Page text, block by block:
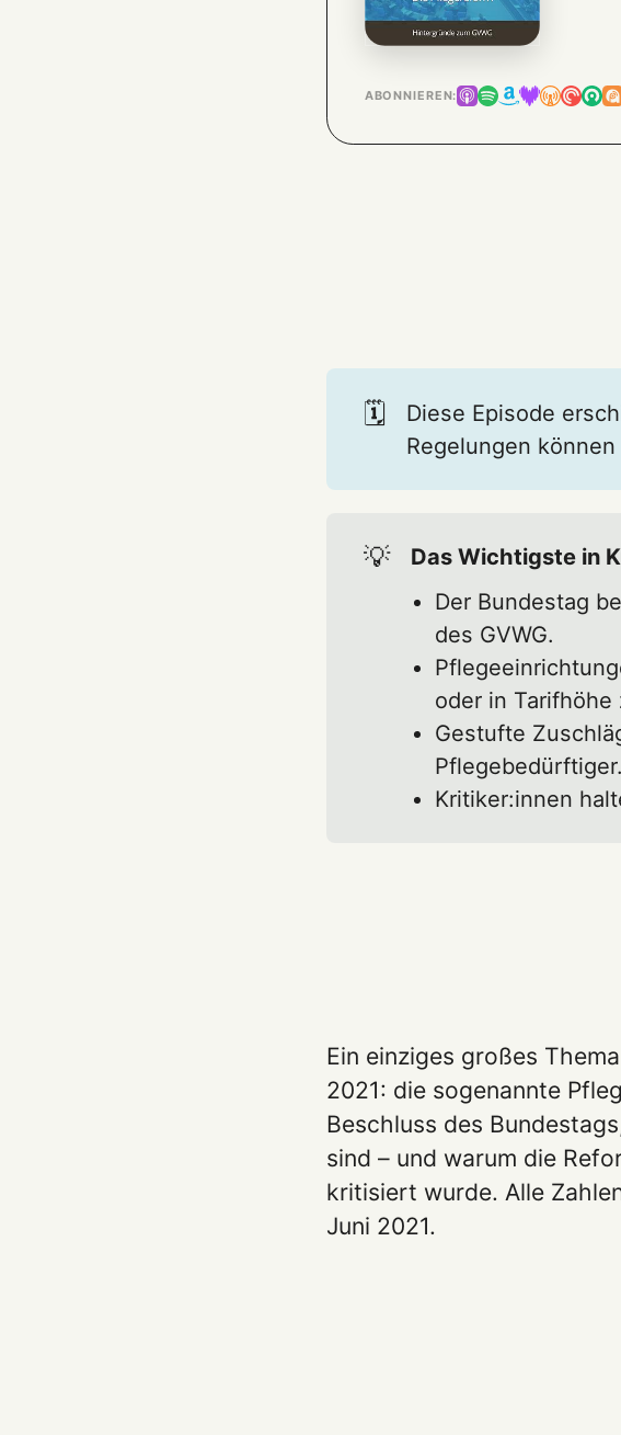
ABONNIEREN:
🗓️
Diese Episode
Regelungen
💡
Das Wichtigste in
Der Bundestag
des GVWG.
oder in Tarifhöhe
Gestufte
Pflegebedürftiger.
Kritiker:innen
Ein einziges großes
2021: die sogenannte
Beschluss des
sind – und warum die
kritisiert wurde. Alle
Juni 2021.